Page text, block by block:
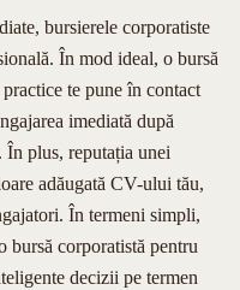
bursierele corporatiste
În mod ideal, o bursă
te pune în contact
imediată după
plus, reputația unei
adăugată CV-ului tău,
În termeni simpli,
corporatistă pentru
decizii pe termen